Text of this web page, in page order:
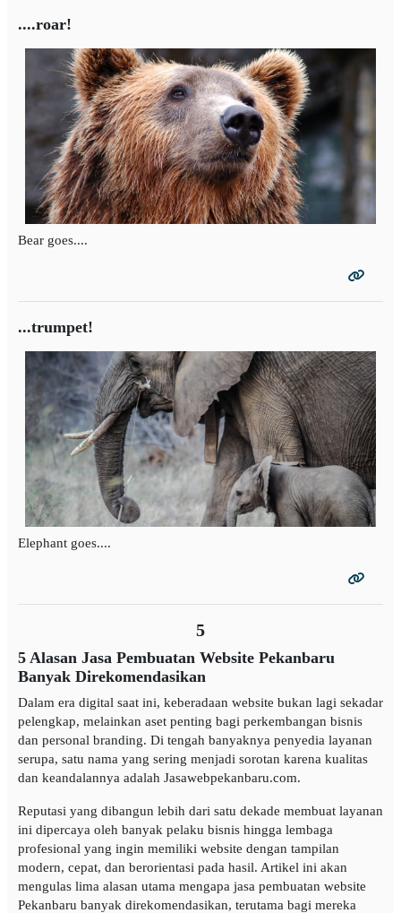
....roar!
Bear goes....
...trumpet!
Elephant goes....
5
5 Alasan Jasa Pembuatan Website Pekanbaru
Banyak Direkomendasikan
Dalam era digital saat ini, keberadaan website bukan lagi sekadar
pelengkap, melainkan aset penting bagi perkembangan bisnis
dan personal branding. Di tengah banyaknya penyedia layanan
serupa, satu nama yang sering menjadi sorotan karena kualitas
dan keandalannya adalah Jasawebpekanbaru.com.
Reputasi yang dibangun lebih dari satu dekade membuat layanan
ini dipercaya oleh banyak pelaku bisnis hingga lembaga
profesional yang ingin memiliki website dengan tampilan
modern, cepat, dan berorientasi pada hasil. Artikel ini akan
mengulas lima alasan utama mengapa jasa pembuatan website
Pekanbaru banyak direkomendasikan, terutama bagi mereka